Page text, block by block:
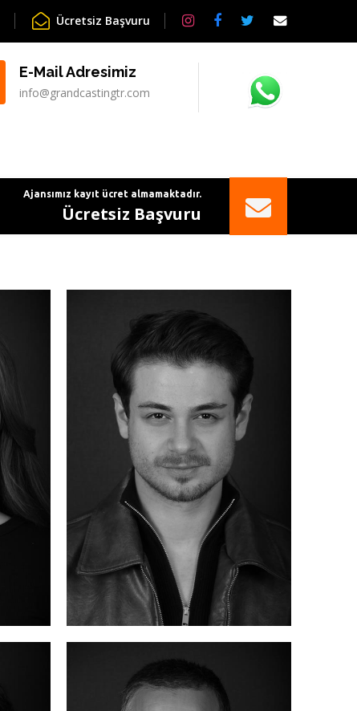
Ücretsiz Başvuru
E-Mail Adresimiz
info@grandcastingtr.com
Ajansımız kayıt ücret almamaktadır.
Ücretsiz Başvuru